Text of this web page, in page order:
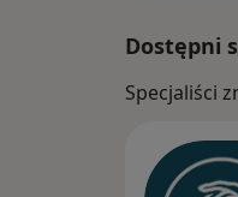
Dostępni
Specjaliści